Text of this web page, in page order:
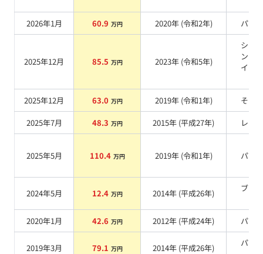
2026年1月 60.9 万円 2020年 (令和2年) パール
2025年12月 85.5 万円 2023年 (令和5年)
シャ
ング
イト
2025年12月
63.0 万円 2019年 (令和1年)
その他
2025年7月
48.3 万円 2015年 (平成27年) レッド
2025年5月 110.4 万円 2019年 (令和1年) パール
2024年5月 12.4 万円 2014年 (平成26年)
ブラ
2020年1月
42.6 万円 2012年 (平成24年) パール
2019年3月 79.1 万円 2014年 (平成26年)
パー